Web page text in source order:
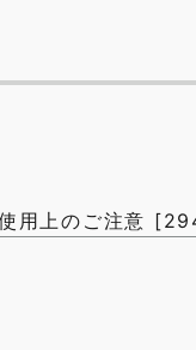
用上のご注意